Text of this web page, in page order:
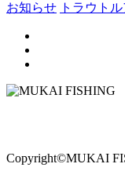
お知らせ トラウト
Copyright©MUKAI